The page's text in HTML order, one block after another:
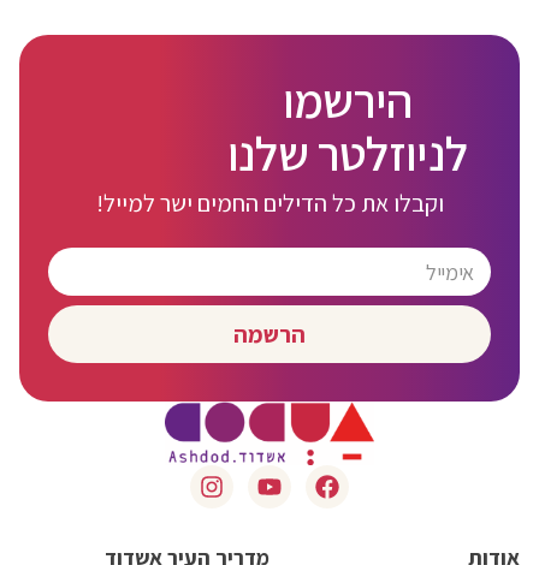
הירשמו
לניוזלטר שלנו
וקבלו את כל הדילים החמים ישר למייל!
הרשמה
אודות מדריך העיר אשדוד